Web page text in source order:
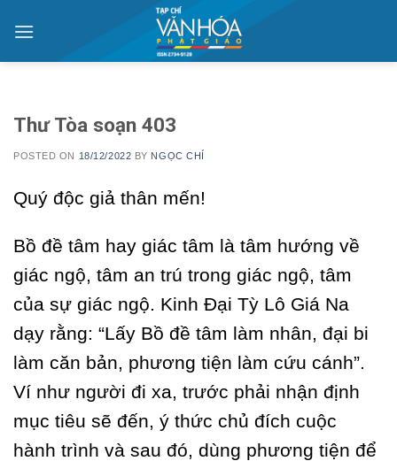
Thư Tòa soạn 403
POSTED ON 18/12/2022 BY NGỌC CHÍ
Quý độc giả thân mến!
Bồ đề tâm hay giác tâm là tâm hướng về
giác ngộ, tâm an trú trong giác ngộ, tâm
của sự giác ngộ. Kinh Đại Tỳ Lô Giá Na
dạy rằng: “Lấy Bồ đề tâm làm nhân, đại bi
làm căn bản, phương tiện làm cứu cánh”.
Ví như người đi xa, trước phải nhận định
mục tiêu sẽ đến, ý thức chủ đích cuộc
hành trình và sau đó, dùng phương tiện để